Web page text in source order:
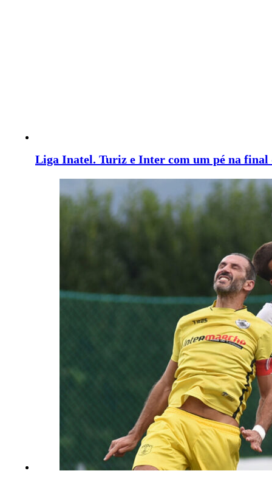
Liga Inatel. Turiz e Inter com um pé na final